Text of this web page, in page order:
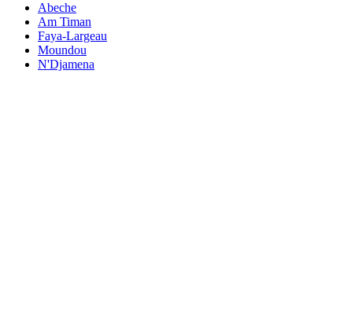
Abeche
Am Timan
Faya-Largeau
Moundou
N'Djamena